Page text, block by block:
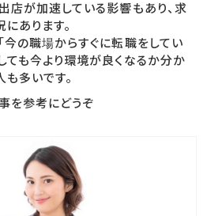
店が加速している影響もあり、求
あります。
今の職場からすぐに転職をしてい
ても今より環境が良くなるか分か
多いです。
を参考にどうぞ